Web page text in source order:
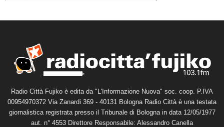
Radio Città Fujiko è edita da "L'Informazione Nuova" soc. coop. P.IVA
00954970372 Via Zanardi 369 - 40131 Bologna Radio Città è una testata
giornalistica registrata presso il Tribunale di Bologna in data 12/05/1977
aut. n° 4553 Direttore Responsabile: Alessandro Canella